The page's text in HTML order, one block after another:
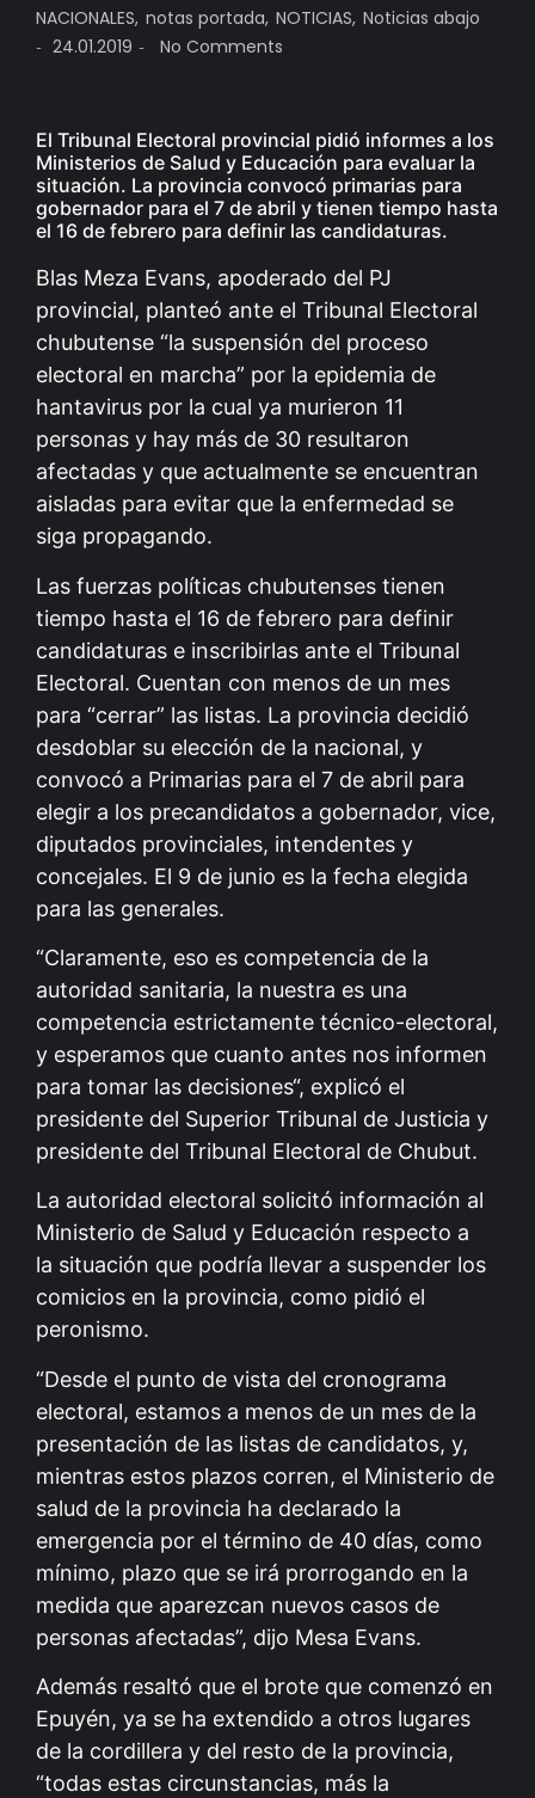
NACIONALES, notas portada, NOTICIAS, Noticias abajo
- 24.01.2019 - No Comments
El Tribunal Electoral provincial pidió informes a los
Ministerios de Salud y Educación para evaluar la
situación. La provincia convocó primarias para
gobernador para el 7 de abril y tienen tiempo hasta
el 16 de febrero para definir las candidaturas.
Blas Meza Evans, apoderado del PJ
provincial, planteó ante el Tribunal Electoral
chubutense “la suspensión del proceso
electoral en marcha” por la epidemia de
hantavirus por la cual ya murieron 11
personas y hay más de 30 resultaron
afectadas y que actualmente se encuentran
aisladas para evitar que la enfermedad se
siga propagando.
Las fuerzas políticas chubutenses tienen
tiempo hasta el 16 de febrero para definir
candidaturas e inscribirlas ante el Tribunal
Electoral. Cuentan con menos de un mes
para “cerrar” las listas. La provincia decidió
desdoblar su elección de la nacional, y
convocó a Primarias para el 7 de abril para
elegir a los precandidatos a gobernador, vice,
diputados provinciales, intendentes y
concejales. El 9 de junio es la fecha elegida
para las generales.
“Claramente, eso es competencia de la
autoridad sanitaria, la nuestra es una
competencia estrictamente técnico-electoral,
y esperamos que cuanto antes nos informen
para tomar las decisiones“, explicó el
presidente del Superior Tribunal de Justicia y
presidente del Tribunal Electoral de Chubut.
La autoridad electoral solicitó información al
Ministerio de Salud y Educación respecto a
la situación que podría llevar a suspender los
comicios en la provincia, como pidió el
peronismo.
“Desde el punto de vista del cronograma
electoral, estamos a menos de un mes de la
presentación de las listas de candidatos, y,
mientras estos plazos corren, el Ministerio de
salud de la provincia ha declarado la
emergencia por el término de 40 días, como
mínimo, plazo que se irá prorrogando en la
medida que aparezcan nuevos casos de
personas afectadas”, dijo Mesa Evans.
Además resaltó que el brote que comenzó en
Epuyén, ya se ha extendido a otros lugares
de la cordillera y del resto de la provincia,
“todas estas circunstancias, más la